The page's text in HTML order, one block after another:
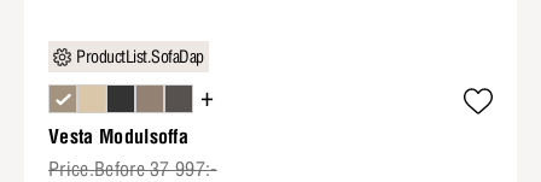
ProductList.SofaDap
+
Vesta Modulsoffa
Price.Before 37 997:-